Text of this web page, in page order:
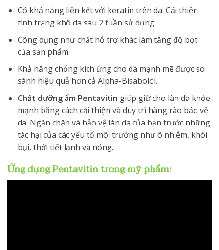
Có khả năng liên kết với keratin trên da. Cải thiện
tình trạng khô da sau 2 tuần sử dụng.
Công dụng như chất hỗ trợ khác làm tăng độ bọt
của sản phẩm.
Khả năng chống kích ứng cho da mạnh mẽ được so
sánh hiệu quả hơn cả Alpha-Bisabolol.
Chất dưỡng ẩm Pentavitin giúp giữ cho làn da khỏe
mạnh bằng cách cải thiện và duy trì hàng rào bảo vệ
da. Ngăn chặn và bảo vệ làn da của bạn trước những
tác hại của các yếu tố môi trường như ô nhiễm, khói
bụi, thời tiết lạnh và nóng.
Ứng dụng Pentavitin trong mỹ phẩm: